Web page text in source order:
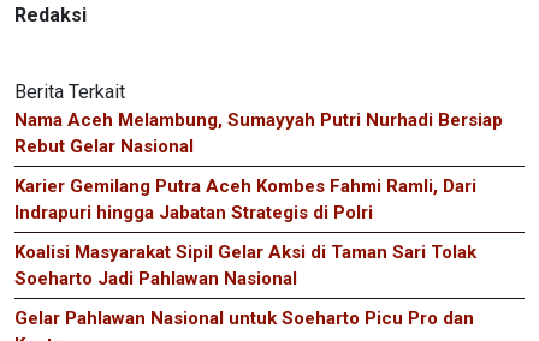
Redaksi
Berita Terkait
Nama Aceh Melambung, Sumayyah Putri Nurhadi Bersiap
Rebut Gelar Nasional
Karier Gemilang Putra Aceh Kombes Fahmi Ramli, Dari
Indrapuri hingga Jabatan Strategis di Polri
Koalisi Masyarakat Sipil Gelar Aksi di Taman Sari Tolak
Soeharto Jadi Pahlawan Nasional
Gelar Pahlawan Nasional untuk Soeharto Picu Pro dan